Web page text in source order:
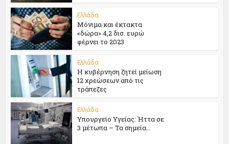
Ελλάδα
Μόνιμα και έκτακτα
«δώρα» 4,2 δισ. ευρώ
φέρνει το 2023
Ελλάδα
Η κυβέρνηση ζητεί μείωση
12 χρεώσεων από τις
τράπεζες
Ελλάδα
Υπουργείο Υγείας: Ήττα σε
3 μέτωπα – Τα σημεία...